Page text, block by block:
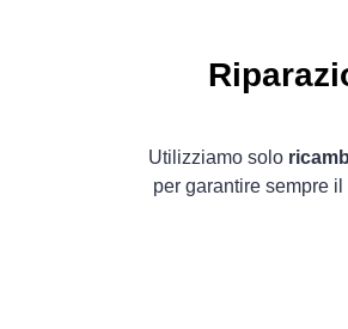
Utilizziamo solo
per garantire sempre